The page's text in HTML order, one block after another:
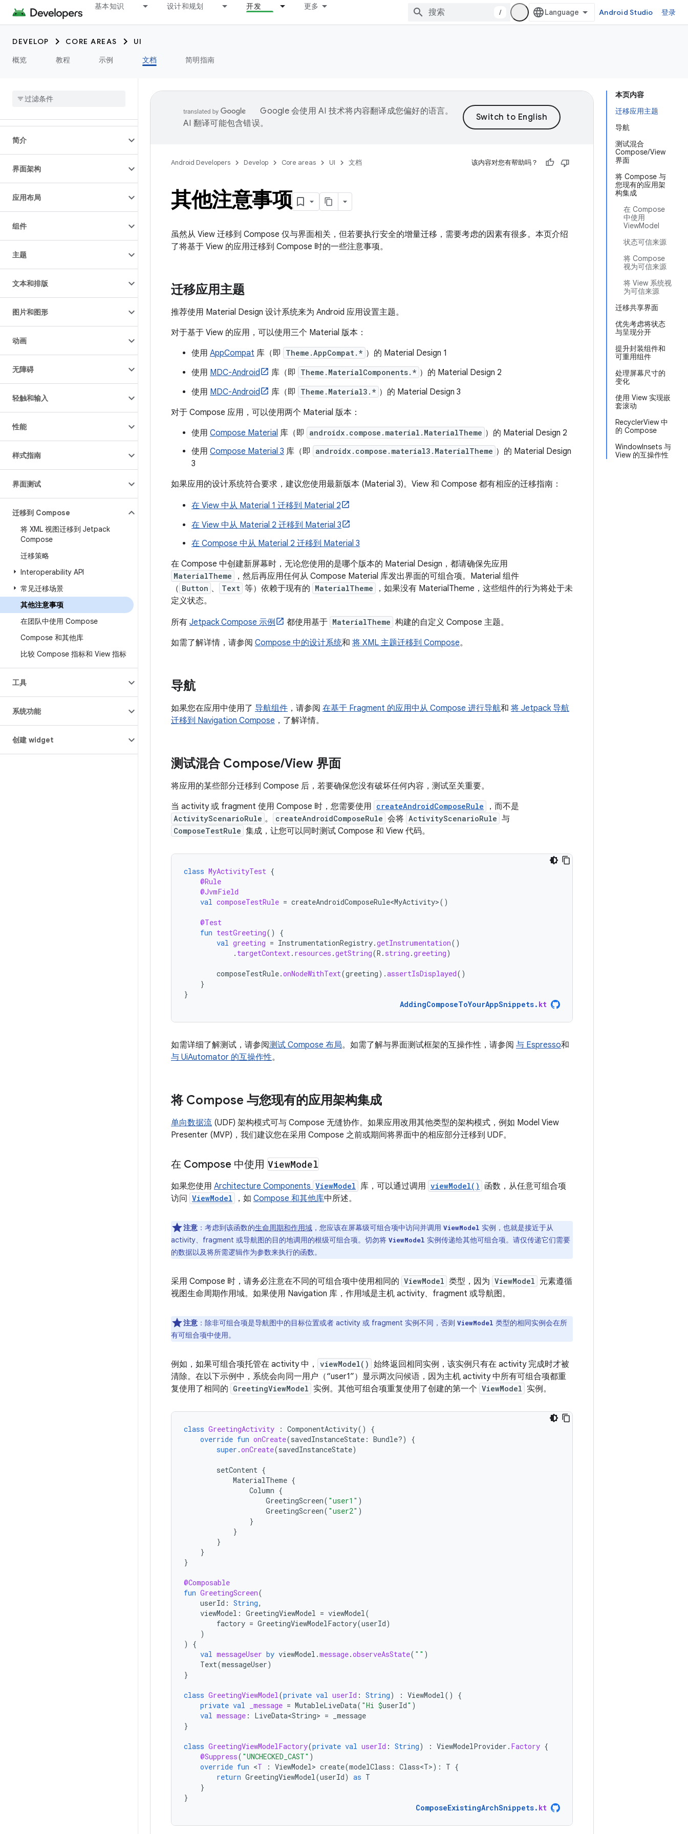
基本知识 设计和规划 开发 更多
/ Android Studio 登录
DEVELOP CORE AREAS
UI
概览
教程 示例 文档 简明指南
简介
界面架构
应用布局
组件
主题
文本和排版
图片和图形
动画
无障碍
轻触和输入
性能
样式指南
界面测试
迁移到 Compose
将 XML 视图迁移到 Jetpack
Compose
迁移策略
Interoperability API
常见迁移场景
其他注意事项
在团队中使用 Compose
Compose 和其他库
比较 Compose 指标和 View 指标
工具
系统功能
创建 widget
本页内容
迁移应用主题
导航
测试混合
Compose/View
界面
将 Compose 与
您现有的应用架
构集成
在 Compose
中使用
ViewModel
状态可信来源
将 Compose
视为可信来源
将 View 系统视
为可信来源
迁移共享界面
优先考虑将状态
与呈现分开
提升封装组件和
可重用组件
处理屏幕尺寸的
变化
使用 View 实现嵌
套滚动
RecyclerView 中
的 Compose
WindowInsets 与
View 的互操作性
Google 会使用 AI 技术将内容翻译成您偏好的语言。
AI 翻译可能包含错误。
Android Developers Develop Core areas UI 文档 该内容对您有帮助吗？
其他注意事项
虽然从 View 迁移到 Compose 仅与界面相关，但若要执行安全的增量迁移，需要考虑的因素有很多。本页介绍
了将基于 View 的应用迁移到 Compose 时的一些注意事项。
迁移应用主题
推荐使用 Material Design 设计系统来为 Android 应用设置主题。
对于基于 View 的应用，可以使用三个 Material 版本：
使用 AppCompat 库（即 Theme.AppCompat.* ）的 Material Design 1
使用 MDC-Android 库（即 Theme.MaterialComponents.* ）的 Material Design 2
使用 MDC-Android 库（即 Theme.Material3.* ）的 Material Design 3
对于 Compose 应用，可以使用两个 Material 版本：
使用 Compose Material 库（即 androidx.compose.material.MaterialTheme ）的 Material Design 2
使用 Compose Material 3 库（即 androidx.compose.material3.MaterialTheme ）的 Material Design
3
如果应用的设计系统符合要求，建议您使用最新版本 (Material 3)。View 和 Compose 都有相应的迁移指南：
在 View 中从 Material 1 迁移到 Material 2
在 View 中从 Material 2 迁移到 Material 3
在 Compose 中从 Material 2 迁移到 Material 3
在 Compose 中创建新屏幕时，无论您使用的是哪个版本的 Material Design，都请确保先应用
MaterialTheme
，然后再应用任何从 Compose Material 库发出界面的可组合项。Material 组件
（ Button 、 Text 等）依赖于现有的 MaterialTheme
，如果没有 MaterialTheme，这些组件的行为将处于未
定义状态。
所有 Jetpack Compose 示例 都使用基于 MaterialTheme 构建的自定义 Compose 主题。
如需了解详情，请参阅 Compose 中的设计系统和 将 XML 主题迁移到 Compose。
导航
如果您在应用中使用了 导航组件 ，请参阅 在基于 Fragment 的应用中从 Compose 进行导航和 将 Jetpack 导航
迁移到 Navigation Compose ，了解详情。
测试混合 Compose/View 界面
将应用的某些部分迁移到 Compose 后，若要确保您没有破坏任何内容，测试至关重要。
当 activity 或 fragment 使用 Compose 时，您需要使用 createAndroidComposeRule ，而不是
ActivityScenarioRule 。 createAndroidComposeRule 会将 ActivityScenarioRule 与
ComposeTestRule 集成，让您可以同时测试 Compose 和 View 代码。
class MyActivityTest {
@Rule
@JvmField
val composeTestRule = createAndroidComposeRule<MyActivity>()
@Test
fun testGreeting()
{
val greeting = InstrumentationRegistry.getInstrumentation()
. targetContext. resources .getString(R . string .greeting)
composeTestRule.onNodeWithText(greeting).assertIsDisplayed()
}
}
AddingComposeToYourAppSnippets. kt
如需详细了解测试，请参阅测试 Compose 布局。如需了解与界面测试框架的互操作性，请参阅 与 Espresso和
与 UiAutomator 的互操作性。
将 Compose 与您现有的应用架构集成
单向数据流 (UDF) 架构模式可与 Compose 无缝协作。如果应用改用其他类型的架构模式，例如 Model View
Presenter (MVP)，我们建议您在采用 Compose 之前或期间将界面中的相应部分迁移到 UDF。
在 Compose 中使用 ViewModel
如果您使用 Architecture Components ViewModel 库，可以通过调用 viewModel()
函数，从任意可组合项
访问 ViewModel ，如 Compose 和其他库中所述。
注意 ： 考虑到该函数的生命周期和作用域 ，您应该在屏幕级可组合项中访问并调用 ViewModel 实例，也就是接近于从
activity、fragment 或导航图的目的地调用的根级可组合项。 切勿将 ViewModel 实例传递给其他可组合项。 请仅传递它们需要
的数据以及将所需逻辑作为参数来执行的函数。
采用 Compose 时，请务必注意在不同的可组合项中使用相同的 ViewModel 类型，因为 ViewModel 元素遵循
视图生命周期作用域。如果使用 Navigation 库，作用域是主机 activity、fragment 或导航图。
注意 ：除非可组合项是导航图中的目标位置或者 activity 或 fragment 实例不同，否则 ViewModel 类型的相同实例会在所
有可组合项中使用。
例如，如果可组合项托管在 activity 中， viewModel() 始终返回相同实例，该实例只有在 activity 完成时才被
清除。在以下示例中，系统会向同一用户（“user1”）显示两次问候语，因为主机 activity 中所有可组合项都重
复使用了相同的 GreetingViewModel 实例。其他可组合项重复使用了创建的第一个 ViewModel 实例。
class GreetingActivity : ComponentActivity()
{
override fun onCreate(savedInstanceState : Bundle?)
{
super .onCreate(savedInstanceState)
setContent {
MaterialTheme {
Column {
GreetingScreen( "user1" )
GreetingScreen( "user2" )
}
}
}
}
}
@Composable
fun GreetingScreen(
userId : String,
viewModel : GreetingViewModel = viewModel(
factory = GreetingViewModelFactory(userId)
)
)
{
val messageUser by viewModel .message.observeAsState( "" )
Text(messageUser)
}
class GreetingViewModel(private val userId : String) : ViewModel()
{
private val _message = MutableLiveData( "Hi $userId" )
val message : LiveData<String> =
_message
}
class GreetingViewModelFactory(private val userId : String) : ViewModelProvider . Factory {
@Suppress( "UNCHECKED_CAST" )
override fun <T : ViewModel> create(modelClass : Class<T>): T {
return GreetingViewModel(userId) as T
}
}
ComposeExistingArchSnippets. kt